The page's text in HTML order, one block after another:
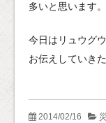
多いと思います。
今日はリュウグ
お伝えしていき
2014/02/16